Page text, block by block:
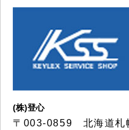
(株)登心
〒003-0859 北海道札